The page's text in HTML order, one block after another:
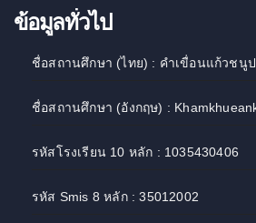
ข้อมูลทั่วไป
ชื่อสถานศึกษา (ไทย) : คำเขื่อนแก้วชนู
ชื่อสถานศึกษา (อังกฤษ) :
รหัสโรงเรียน 10 หลัก : 1035430406
รหัส Smis 8 หลัก : 35012002